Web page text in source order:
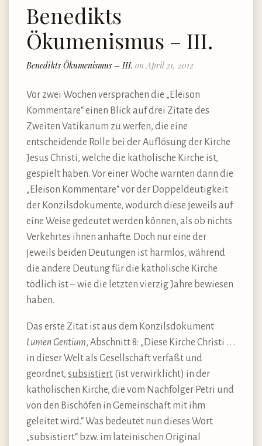
Benedikts
Ökumenismus – III.
Benedikts Ökumenismus – III. on April 21, 2012
Vor zwei Wochen versprachen die „Eleison
Kommentare“ einen Blick auf drei Zitate des
Zweiten Vatikanum zu werfen, die eine
entscheidende Rolle bei der Auflösung der Kirche
Jesus Christi, welche die katholische Kirche ist,
gespielt haben. Vor einer Woche warnten dann die
„Eleison Kommentare“ vor der Doppeldeutigkeit
der Konzilsdokumente, wodurch diese jeweils auf
eine Weise gedeutet werden können, als ob nichts
Verkehrtes ihnen anhafte. Doch nur eine der
jeweils beiden Deutungen ist harmlos, während
die andere Deutung für die katholische Kirche
tödlich ist – wie die letzten vierzig Jahre bewiesen
haben.
Das erste Zitat ist aus dem Konzilsdokument
Lumen Gentium, Abschnitt 8: „Diese Kirche Christi . . .
in dieser Welt als Gesellschaft verfaßt und
geordnet, subsistiert (ist verwirklicht) in der
katholischen Kirche, die vom Nachfolger Petri und
von den Bischöfen in Gemeinschaft mit ihm
geleitet wird.“ Was bedeutet nun dieses Wort
„subsistiert“ bzw. im lateinischen Original